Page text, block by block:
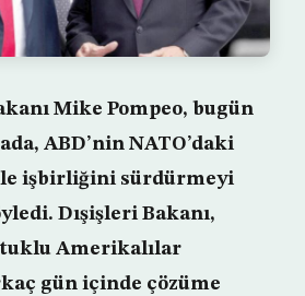
Mike Pompeo, bugün
ABD’nin NATO’daki
işbirliğini sürdürmeyi
Dışişleri Bakanı,
Amerikalılar
gün içinde çözüme